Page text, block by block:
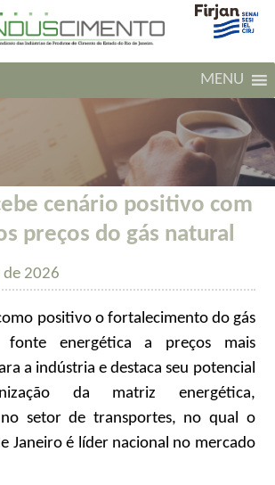
MENU
cenário positivo com
preços do gás natural
2026
positivo o fortalecimento do gás
fonte energética a preços mais
a indústria e destaca seu potencial
da matriz energética,
no setor de transportes, no qual o
Janeiro é líder nacional no mercado